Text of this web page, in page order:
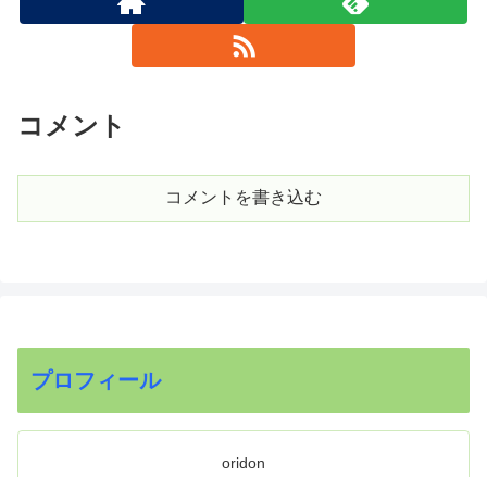
コメント
コメントを書き込む
プロフィール
oridon